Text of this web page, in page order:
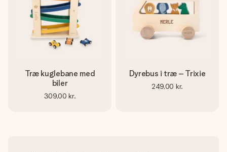
Træ kuglebane med
biler
309,00 kr.
Dyrebus i træ – Trixie
249,00 kr.